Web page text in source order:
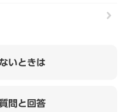
いときは
問と回答